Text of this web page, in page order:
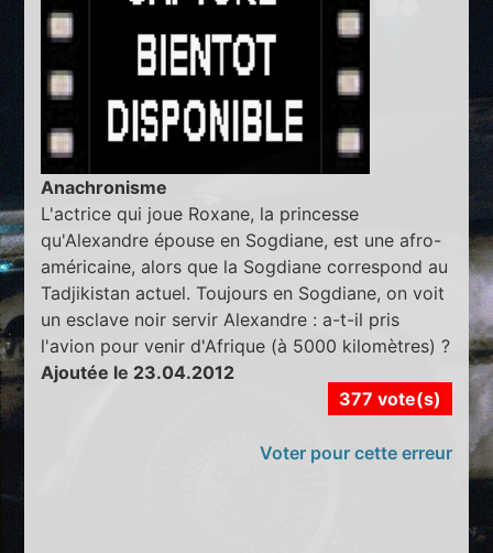
Anachronisme
L'actrice qui joue Roxane, la princesse
qu'Alexandre épouse en Sogdiane, est une afro-
américaine, alors que la Sogdiane correspond au
Tadjikistan actuel. Toujours en Sogdiane, on voit
un esclave noir servir Alexandre : a-t-il pris
l'avion pour venir d'Afrique (à 5000 kilomètres) ?
Ajoutée le 23.04.2012
377 vote(s)
Voter pour cette erreur